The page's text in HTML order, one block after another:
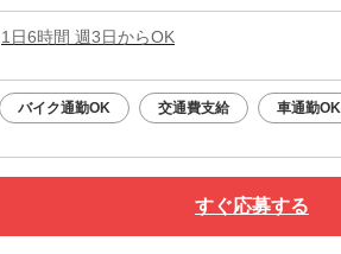
1日6時間 週3日からOK
バイク通勤OK 交通費支給 車通勤OK
すぐ応募する